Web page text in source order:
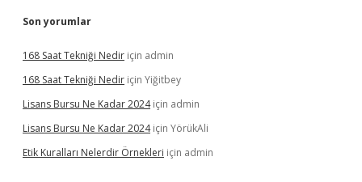
Son yorumlar
168 Saat Tekniği Nedir için admin
168 Saat Tekniği Nedir için Yiğitbey
Lisans Bursu Ne Kadar 2024için admin
Lisans Bursu Ne Kadar 2024için YörükAli
Etik Kuralları Nelerdir Örnekleri için admin